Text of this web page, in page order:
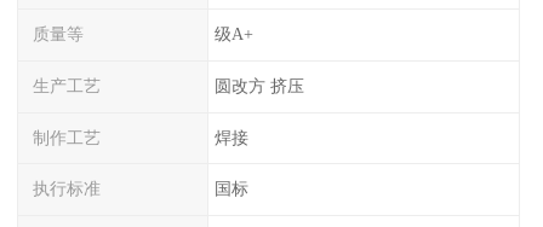
质量等 级A+
生产工艺 圆改方 挤压
制作工艺 焊接
执行标准 国标